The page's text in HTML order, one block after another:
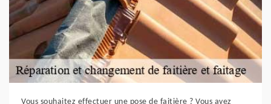
Vous souhaitez effectuer une pose de faitière ? Vous avez